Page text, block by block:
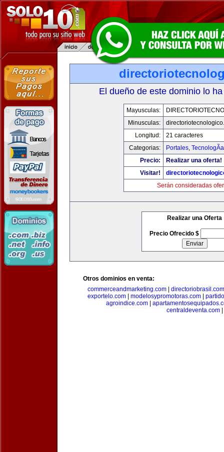
El dueño de este dominio lo
Mayusculas:
Minusculas:
Longitud:
21 caracteres
Categorias:
Portales, TecnologÃ­a
Precio:
Realizar una oferta!
Visitar!
Serán consideradas
Realizar una Oferta
Precio Ofrecido $
Otros dominios en venta:
commerceandmarketing.com| directoriobrasil.com
exportelo.com
modelosypromotoras.com
agroindice.com
centraldeventa.com|